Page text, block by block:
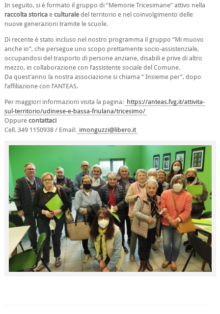
In seguito, si è formato il gruppo di “Memorie Tricesimane” attivo nella
raccolta storicaeculturaledel territorio e nel coinvolgimento delle
nuove generazioni tramite le scuole.
Di recente è stato incluso nel nostro programma il gruppo “Mi muovo
anche io”, che persegue uno scopo prettamente socio-assistenziale,
occupandosi del trasporto di persone anziane, disabili e prive di altro
mezzo, in collaborazione con l’assistente sociale del Comune.
Da quest’anno la nostra associazione si chiama “ Insieme per”, dopo
l’affiliazione con l’ANTEAS.
Per maggiori informazioni visita la pagina: https://anteas.fvg.it/attivita-
sul-territorio/udinese-e-bassa-friulana/tricesimo/
Oppure contattaci
Cell. 349 1150938 / Email: imonguzzi@libero.it